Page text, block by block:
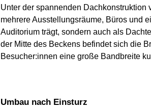
Unter der spannenden
mehrere Ausstellungsräume, Büros und
Auditorium trägt, sondern auch als
der Mitte des Beckens befindet sich die
Besucher:innen eine große Bandbreite
Umbau nach Einsturz